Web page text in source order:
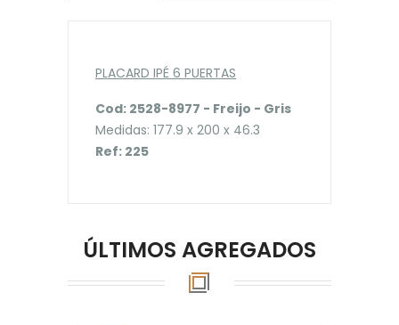
PLACARD IPÉ 6 PUERTAS
Cod: 2528-8977 - Freijo - Gris
Medidas: 177.9 x 200 x 46.3
Ref: 225
ÚLTIMOS AGREGADOS